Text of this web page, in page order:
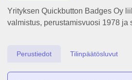
Yrityksen Quickbutton Badges Oy
valmistus, perustamisvuosi 1978
Perustiedot Tilinpäätösluvut